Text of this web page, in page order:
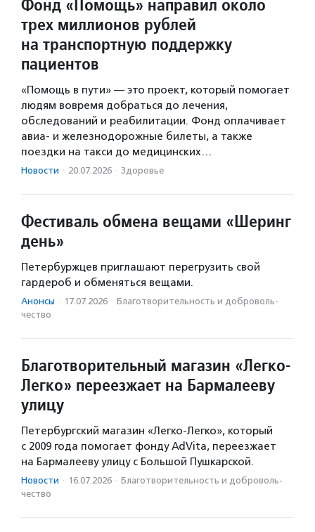
трех миллионов рублей
на транспортную поддержку
пациентов
«Помощь в пути» — это проект, который помогает
людям вовремя добраться до лечения,
обследований и реабилитации. Фонд оплачивает
авиа- и железнодорожные билеты, а также
поездки на такси до медицинских…
Новости · 20.07.2026 · Здоровье
Фестиваль обмена вещами «Шеринг
день»
Петербуржцев приглашают перегрузить свой
гардероб и обменяться вещами.
Анонсы · 17.07.2026 · Благотвори­тель­ность и доброволь­
чест­во
Благотворительный магазин «Легко-
Легко» переезжает на Бармалееву
улицу
Петербургский магазин «Легко-Легко», который
с 2009 года помогает фонду AdVita, переезжает
на Бармалееву улицу с Большой Пушкарской.
Новости · 16.07.2026 · Благотвори­тель­ность и доброволь­
чест­во